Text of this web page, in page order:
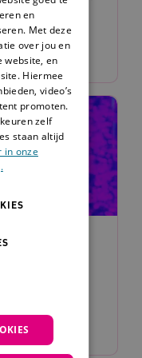
Alert)
en
Met deze
over jou en
website, en
Hiermee
video’s
promoten.
zelf
staan altijd
in onze